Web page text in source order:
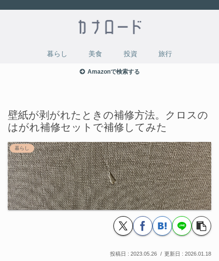
暮らし 美食 投資 旅行
Amazonで検索する
壁紙が剥がれたときの補修方法。クロスの
はがれ補修セットで補修してみた
暮らし
2023.05.26 2026.01.18